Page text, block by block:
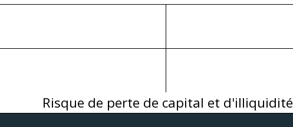
Risque de perte de capital et d'illiquidité